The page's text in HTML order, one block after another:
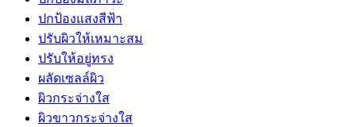
ปกป้องแสงสีฟ้า
ปรับผิวให้เหมาะสม
ปรับให้อยู่ทรง
ผลัดเซลล์ผิว
ผิวกระจ่างใส
ผิวขาวกระจ่างใส